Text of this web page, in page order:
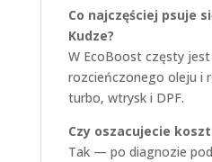
Co najczęściej psuje
Kudze?
W EcoBoost częsty
rozcieńczonego oleju i
turbo, wtrysk i DPF.
Czy oszacujecie
Tak — po diagnozie